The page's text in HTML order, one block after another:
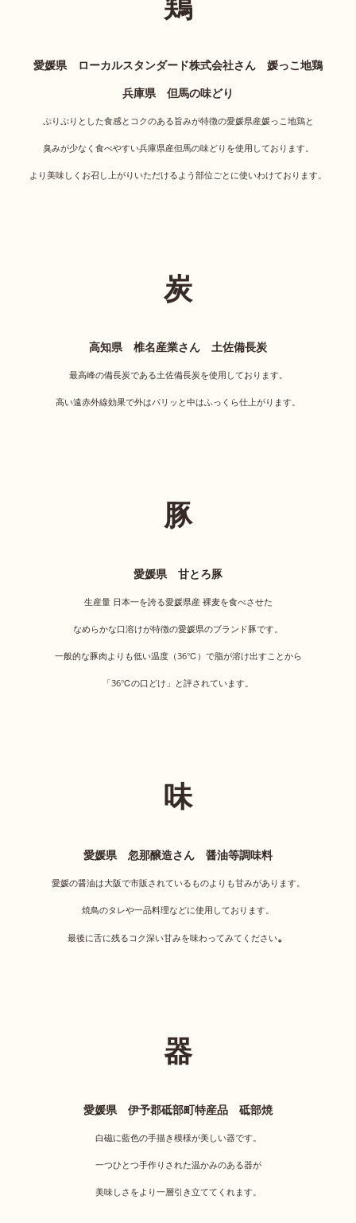
愛媛県 ローカルスタンダード株式会社さん 媛っこ地鶏
兵庫県 但馬の味どり
ぷりぷりとした食感とコクのある旨みが特徴の愛媛県産媛っこ地鶏と
臭みが少なく食べやすい兵庫県産但馬の味どりを使用しております。
より美味しくお召し上がりいただけるよう部位ごとに使いわけております。
炭
高知県 椎名産業さん 土佐備長炭
最高峰の備長炭である土佐備長炭を使用しております。
高い遠赤外線効果で外はパリッと中はふっくら仕上がります。
豚
愛媛県 甘とろ豚
生産量 日本一を誇る愛媛県産 裸麦を食べさせた
なめらかな口溶けが特徴の愛媛県のブランド豚です。
一般的な豚肉よりも低い温度（36℃）で脂が溶け出すことから
「36℃の口どけ」と評されています。
味
愛媛県 忽那醸造さん 醤油等調味料
愛媛の醤油は大阪で市販されているものよりも甘みがあります。
焼鳥のタレや一品料理などに使用しております。
最後に舌に残るコク深い甘みを味わってみてください。
器
愛媛県 伊予郡砥部町特産品 砥部焼
白磁に藍色の手描き模様が美しい器です。
一つひとつ手作りされた温かみのある器が
美味しさをより一層引き立ててくれます。